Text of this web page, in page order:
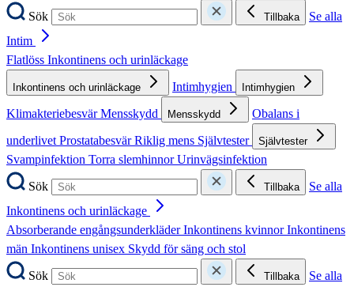
Sök
Tillbaka
Se alla
Intim
Flatlöss Inkontinens och urinläckage
Inkontinens och urinläckage Intimhygien Intimhygien
KlimakteriebesvärMensskydd Mensskydd
Obalans i
underlivetProstatabesvärRiklig mens Självtester Självtester
Svampinfektion Torra slemhinnorUrinvägsinfektion
Sök
Tillbaka
Se alla
Inkontinens och urinläckage
Absorberande engångsunderkläderInkontinens kvinnorInkontinens
män Inkontinens unisex Skydd för säng och stol
Sök
Tillbaka
Se alla